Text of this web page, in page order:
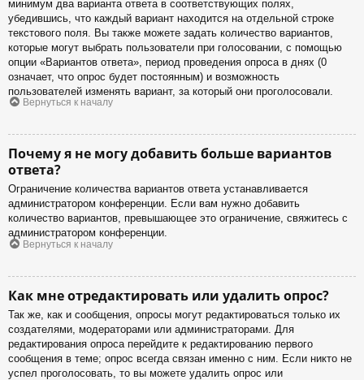
минимум два варианта ответа в соответствующих полях,
убедившись, что каждый вариант находится на отдельной строке
текстового поля. Вы также можете задать количество вариантов,
которые могут выбрать пользователи при голосовании, с помощью
опции «Вариантов ответа», период проведения опроса в днях (0
означает, что опрос будет постоянным) и возможность
пользователей изменять вариант, за который они проголосовали.
Вернуться к началу
Почему я не могу добавить больше вариантов
ответа?
Ограничение количества вариантов ответа устанавливается
администратором конференции. Если вам нужно добавить
количество вариантов, превышающее это ограничение, свяжитесь с
администратором конференции.
Вернуться к началу
Как мне отредактировать или удалить опрос?
Так же, как и сообщения, опросы могут редактироваться только их
создателями, модераторами или администраторами. Для
редактирования опроса перейдите к редактированию первого
сообщения в теме; опрос всегда связан именно с ним. Если никто не
успел проголосовать, то вы можете удалить опрос или